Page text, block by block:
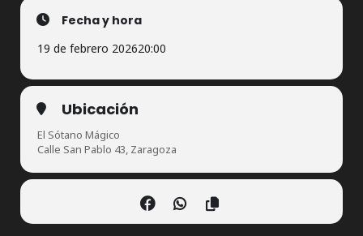
Fecha y hora
19 de febrero 202620:00
Ubicación
El Sótano Mágico
Calle San Pablo 43, Zaragoza